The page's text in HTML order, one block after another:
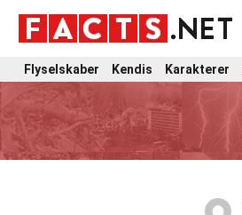
Flyselskaber Kendis Karakterer